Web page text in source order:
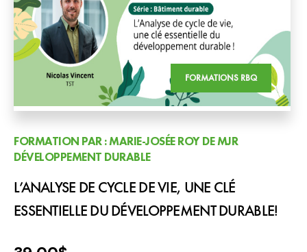
FORMATIONS RBQ
FORMATION PAR : MARIE-JOSÉE ROY DE MJR
DÉVELOPPEMENT DURABLE
L’ANALYSE DE CYCLE DE VIE, UNE CLÉ
ESSENTIELLE DU DÉVELOPPEMENT DURABLE!